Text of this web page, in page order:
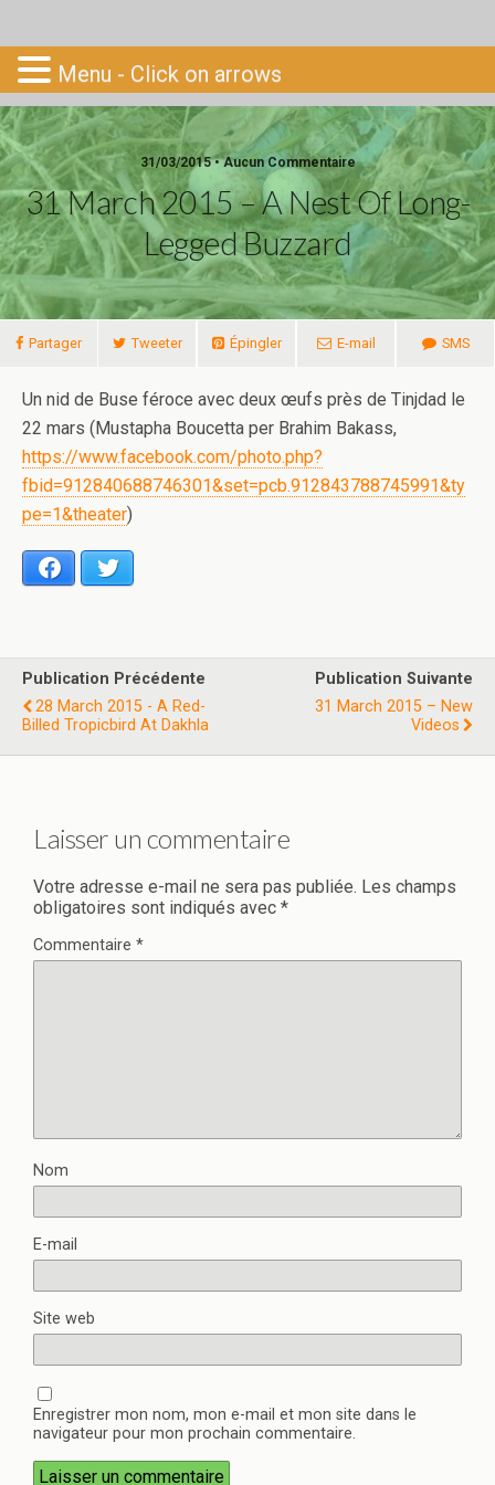
Go-South
31/03/2015 • Aucun Commentaire
31 March 2015 – A Nest Of Long-
Legged Buzzard
Partager Tweeter Épingler E-mail SMS
Un nid de Buse féroce avec deux œufs près de Tinjdad le
22 mars (Mustapha Boucetta per Brahim Bakass,
https://www.facebook.com/photo.php?
fbid=912840688746301&set=pcb.912843788745991&ty
pe=1&theater)
Facebook
Publication Précédente
28 March 2015 - A Red-
Billed Tropicbird At Dakhla
Publication Suivante
31 March 2015 – New
Videos
Laisser un commentaire
Votre adresse e-mail ne sera pas publiée. Les champs
obligatoires sont indiqués avec *
Commentaire *
Nom
E-mail
Site web
Enregistrer mon nom, mon e-mail et mon site dans le
navigateur pour mon prochain commentaire.
Menu - Click on arrows